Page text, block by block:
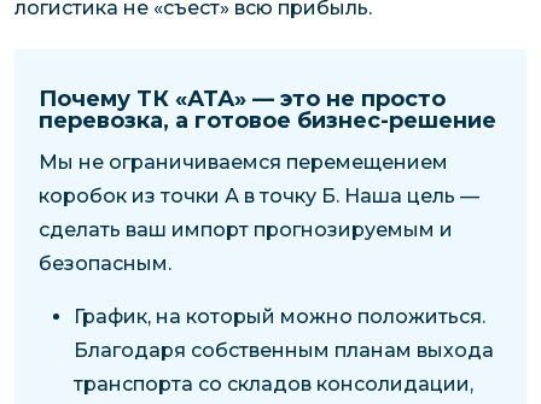
логистика не «съест» всю прибыль.
Почему ТК «АТА» — это не просто
перевозка, а готовое бизнес-решение
Мы не ограничиваемся перемещением
коробок из точки А в точку Б. Наша цель —
сделать ваш импорт прогнозируемым и
безопасным.
График, на который можно положиться.
Благодаря собственным планам выхода
транспорта со складов консолидации,